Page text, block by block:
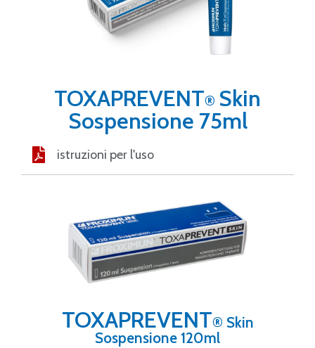
TOXAPREVENT® Skin
Sospensione 75ml
istruzioni per l'uso
TOXAPREVENT® Skin
Sospensione 120ml